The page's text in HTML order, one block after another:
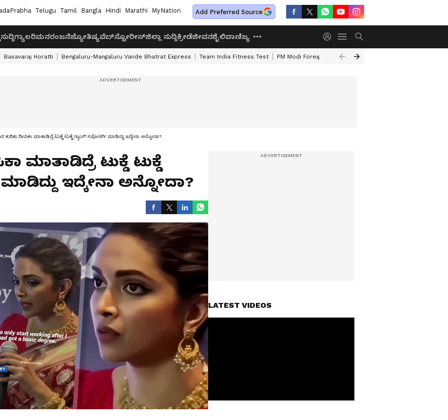
Telugu Tamil Bangla Hindi Marathi MyNation Add Preferred Source
ಸುದ್ದಿಗ್ಯಾಲರಿಮನರಂಜನೆಜ್ಯೋತಿಷ್ಯವೆಬ್‌ಸ್ಟೋರೀಸ್ಜಿಲ್ಲಾ ಸುದ್ದಿಕ್ರೀಡೆಜೀವನಶೈಲಿವಾಣಿಜ್ಯ
Basavaraj Horatti Bengaluru-Mangaluru Vande Bhatrat Express Team India Fitness Test PM Modi Foreign Travel Expenditure
ಕುರಿತು ದೀಪಿಕಾ ಮಾತಾಡಿದ್ರೆ ಟುಕ್ಡೆ ಟುಕ್ಡೆ ಗ್ಯಾಂಗ್​ ಸಪೋರ್ಟ್​ ಮಾಡಿದ್ದು ಇದ್ಕೇನಾ ಅನ್ನೋದಾ?
ಮಾತಾಡಿದ್ರೆ ಟುಕ್ಡೆ ಟುಕ್ಡೆ
ಇದ್ಕೇನಾ ಅನ್ನೋದಾ?
LATEST VIDEOS